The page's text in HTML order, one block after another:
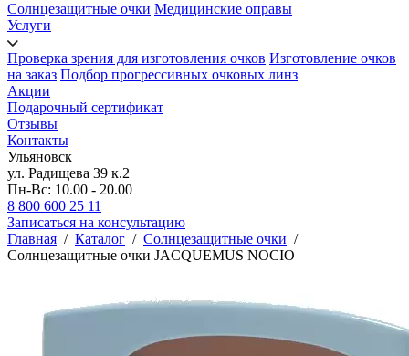
Солнцезащитные очки Медицинские оправы
Услуги
Проверка зрения для изготовления очков Изготовление очков
на заказ Подбор прогрессивных очковых линз
Акции
Подарочный сертификат
Отзывы
Контакты
Ульяновск
ул. Радищева 39 к.2
Пн-Вс: 10.00 - 20.00
8 800 600 25 11
Записаться на консультацию
Главная / Каталог / Солнцезащитные очки /
Солнцезащитные очки JACQUEMUS NOCIO